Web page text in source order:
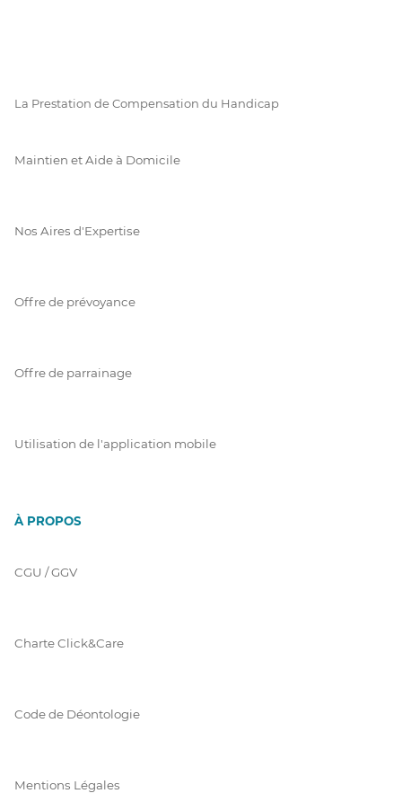
La Prestation de Compensation du Handicap
Maintien et Aide à Domicile
Nos Aires d'Expertise
Offre de prévoyance
Offre de parrainage
Utilisation de l'application mobile
À PROPOS
CGU / GGV
Charte Click&Care
Code de Déontologie
Mentions Légales